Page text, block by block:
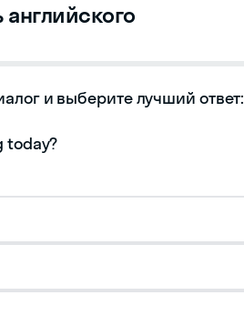
английского
и выберите лучший ответ: